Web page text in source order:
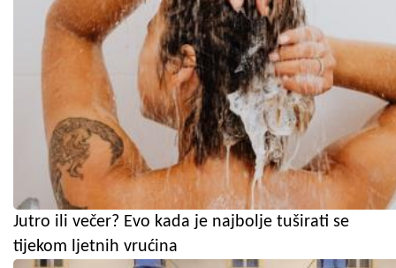
Jutro ili večer? Evo kada je najbolje tuširati se
tijekom ljetnih vrućina